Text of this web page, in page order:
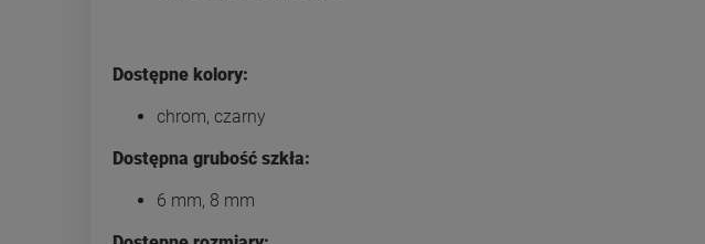
Dostępne kolory:
chrom, czarny
Dostępna grubość szkła:
6 mm, 8 mm